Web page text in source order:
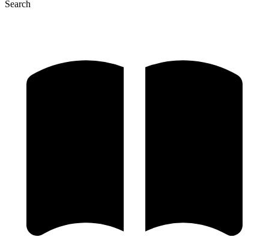
Search